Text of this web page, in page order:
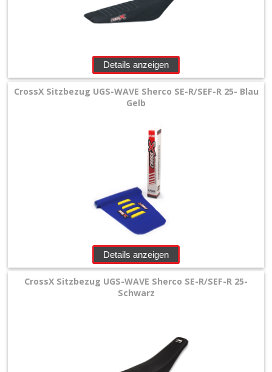
Details anzeigen
CrossX Sitzbezug UGS-WAVE Sherco SE-R/SEF-R 25- Blau
Gelb
Details anzeigen
CrossX Sitzbezug UGS-WAVE Sherco SE-R/SEF-R 25-
Schwarz